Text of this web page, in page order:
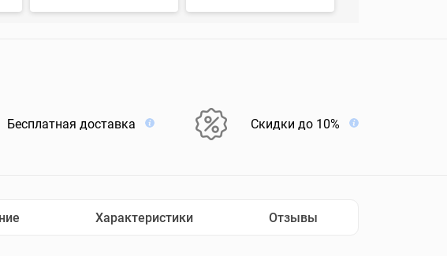
Бесплатная доставка Скидки до 10%
Характеристики Отзывы